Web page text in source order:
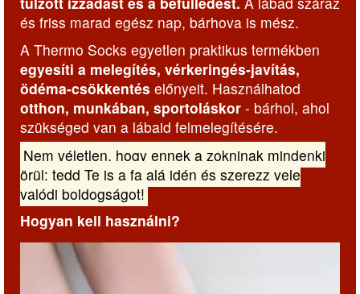
és friss marad egész nap, bárhova is mész.
A Thermo Socks egyetlen praktikus termékben
egyesíti a melegítés, vérkeringés-javítás,
ödéma-csökkentés előnyeit. Használhatod
otthon, munkában, sportoláskor - bárhol, ahol
szükséged van a lábaid felmelegítésére.
Nem véletlen, hogy ennek a zokninak mindenki
örül: tedd Te is a fa alá idén és szerezz vele
valódi boldogságot!
Hogyan kell használni?